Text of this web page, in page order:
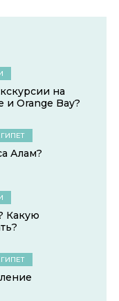
на
и Orange Bay?
Алам?
Какую